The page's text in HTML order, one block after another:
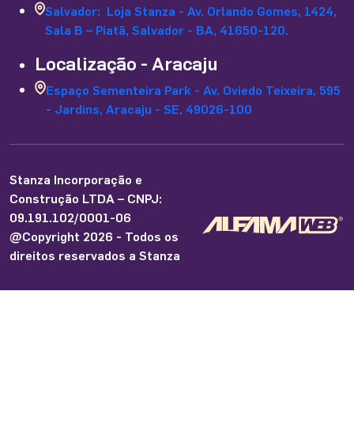
Salvador: Loja Stanza - Av. Orlando Gomes, 1424,
Sala B – Piatã, Salvador - BA, 41650-120.
Localização - Aracaju
Espaço Sementeira Park - Av. Oviedo Teixeira, 595
- Jardins, Aracaju - SE, 49026-100
Stanza Incorporação e
Construção LTDA – CNPJ:
09.191.102/0001-06
@Copyright 2026 - Todos os
direitos reservados a Stanza